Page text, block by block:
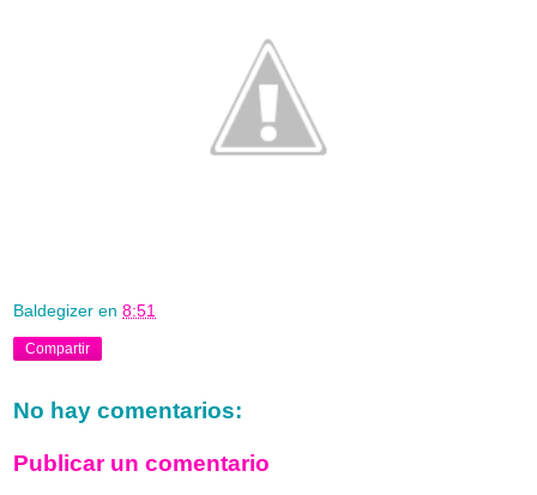
Baldegizer en 8:51
Compartir
No hay comentarios:
Publicar un comentario